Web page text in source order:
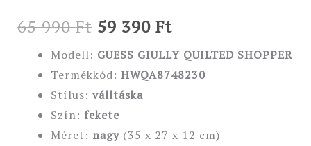
65 990Ft 59 390 Ft
Modell: GUESS GIULLY QUILTED SHOPPER
Termékkód: HWQA8748230
Stílus: válltáska
Szín: fekete
Méret: nagy (35 x 27 x 12 cm)